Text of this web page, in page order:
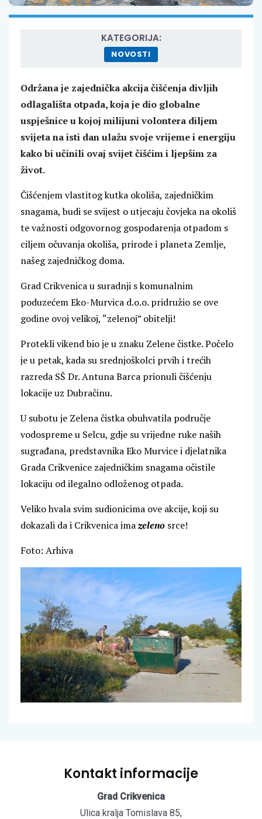
KATEGORIJA:
NOVOSTI
Održana je zajednička akcija čišćenja divljih
odlagališta otpada, koja je dio globalne
uspješnice u kojoj milijuni volontera diljem
svijeta na isti dan ulažu svoje vrijeme i energiju
kako bi učinili ovaj svijet čišćim i ljepšim za
život.
Čišćenjem vlastitog kutka okoliša, zajedničkim
snagama, budi se svijest o utjecaju čovjeka na okoliš
te važnosti odgovornog gospodarenja otpadom s
ciljem očuvanja okoliša, prirode i planeta Zemlje,
našeg zajedničkog doma.
Grad Crikvenica u suradnji s komunalnim
poduzećem Eko-Murvica d.o.o. pridružio se ove
godine ovoj velikoj, “zelenoj” obitelji!
Protekli vikend bio je u znaku Zelene čistke. Počelo
je u petak, kada su srednjoškolci prvih i trećih
razreda SŠ Dr. Antuna Barca prionuli čišćenju
lokacije uz Dubračinu.
U subotu je Zelena čistka obuhvatila područje
vodospreme u Selcu, gdje su vrijedne ruke naših
sugrađana, predstavnika Eko Murvice i djelatnika
Grada Crikvenice zajedničkim snagama očistile
lokaciju od ilegalno odloženog otpada.
Veliko hvala svim sudionicima ove akcije, koji su
dokazali da i Crikvenica imazeleno srce!
Foto: Arhiva
Kontakt informacije
Grad Crikvenica
Ulica kralja Tomislava 85,